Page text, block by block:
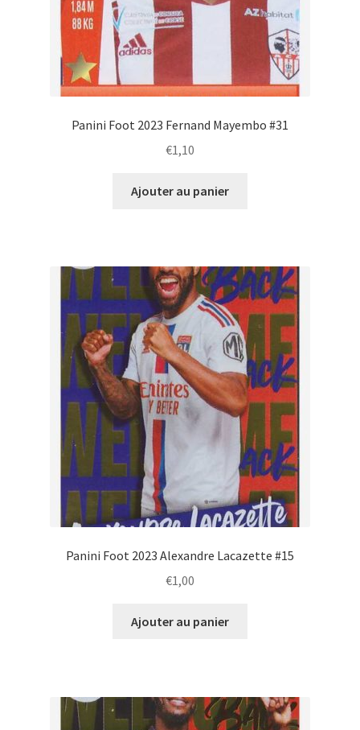
Panini Foot 2023 Fernand Mayembo #31
€1,10
Ajouter au panier
Panini Foot 2023 Alexandre Lacazette #15
€1,00
Ajouter au panier